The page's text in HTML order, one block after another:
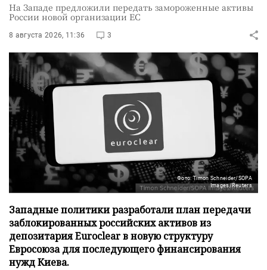
На Западе предложили передать замороженные активы
России новой организации ЕС
8 августа 2026, 11:36 3
Фото: Timon Schneider/SOPA
Images/Reuters
Западные политики разработали план передачи
заблокированных российских активов из
депозитария Euroclear в новую структуру
Евросоюза для последующего финансирования
нужд Киева.